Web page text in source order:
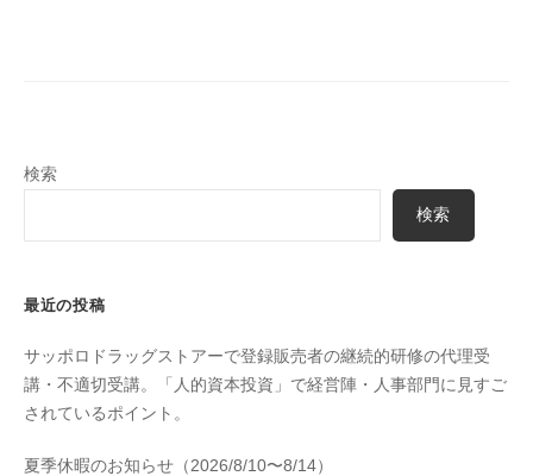
検索
検索
最近の投稿
サッポロドラッグストアーで登録販売者の継続的研修の代理受
講・不適切受講。「人的資本投資」で経営陣・人事部門に見すご
されているポイント。
夏季休暇のお知らせ（2026/8/10〜8/14）